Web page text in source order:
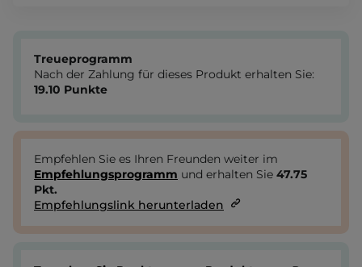
Treueprogramm
Nach der Zahlung für dieses Produkt erhalten Sie:
19.10 Punkte
Empfehlen Sie es Ihren Freunden weiter im
Empfehlungsprogramm und erhalten Sie 47.75
Pkt.
Empfehlungslink herunterladen